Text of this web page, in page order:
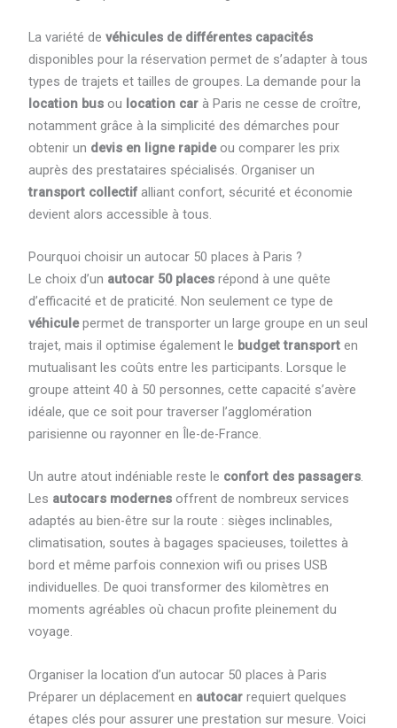
La variété de véhicules de différentes capacités
disponibles pour la réservation permet de s’adapter à tous
types de trajets et tailles de groupes. La demande pour la
location busou location carà Paris ne cesse de croître,
notamment grâce à la simplicité des démarches pour
obtenir un devis en ligne rapideou comparer les prix
auprès des prestataires spécialisés. Organiser un
transport collectifalliant confort, sécurité et économie
devient alors accessible à tous.
Pourquoi choisir un autocar 50 places à Paris ?
Le choix d’un autocar 50 placesrépond à une quête
d’efficacité et de praticité. Non seulement ce type de
véhiculepermet de transporter un large groupe en un seul
trajet, mais il optimise également le budget transporten
mutualisant les coûts entre les participants. Lorsque le
groupe atteint 40 à 50 personnes, cette capacité s’avère
idéale, que ce soit pour traverser l’agglomération
parisienne ou rayonner en Île-de-France.
Un autre atout indéniable reste le confort des passagers.
Les autocars modernesoffrent de nombreux services
adaptés au bien-être sur la route : sièges inclinables,
climatisation, soutes à bagages spacieuses, toilettes à
bord et même parfois connexion wifi ou prises USB
individuelles. De quoi transformer des kilomètres en
moments agréables où chacun profite pleinement du
voyage.
Organiser la location d’un autocar 50 places à Paris
Préparer un déplacement en autocarrequiert quelques
étapes clés pour assurer une prestation sur mesure. Voici